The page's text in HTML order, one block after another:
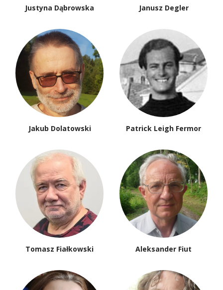
Justyna Dąbrowska Janusz Degler
Jakub Dolatowski Patrick Leigh Fermor
Tomasz Fiałkowski Aleksander Fiut